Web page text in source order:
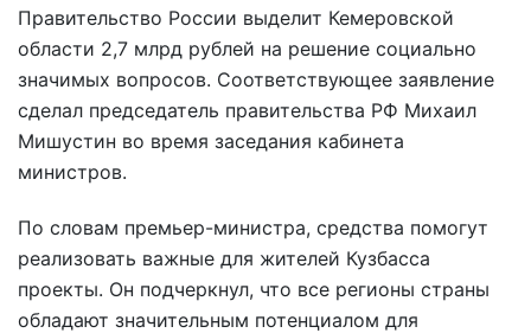
Правительство России выделит Кемеровской
области 2,7 млрд рублей на решение социально
значимых вопросов. Соответствующее заявление
сделал председатель правительства РФ Михаил
Мишустин во время заседания кабинета
министров.
По словам премьер-министра, средства помогут
реализовать важные для жителей Кузбасса
проекты. Он подчеркнул, что все регионы страны
обладают значительным потенциалом для